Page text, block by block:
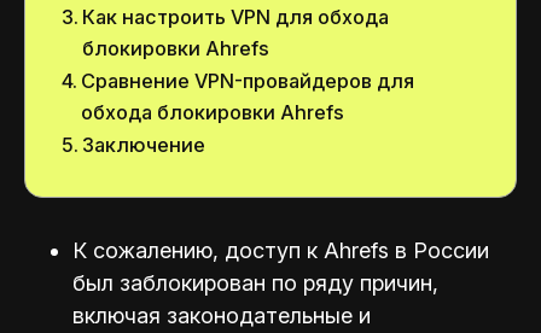
Как настроить VPN для обхода
блокировки Ahrefs
Сравнение VPN-провайдеров для
обхода блокировки Ahrefs
Заключение
К сожалению, доступ к Ahrefs в России
был заблокирован по ряду причин,
включая законодательные и